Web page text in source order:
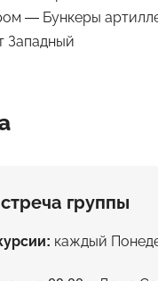
— Бункеры
Западный
группы
каждый